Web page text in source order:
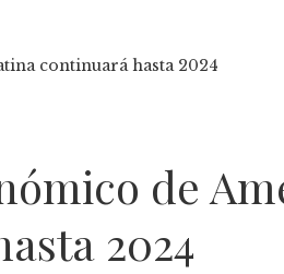
continuará hasta 2024
de
2024